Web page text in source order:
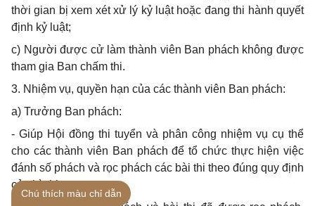
thời gian bị xem xét xử lý kỷ luật hoặc đang thi hành quyết
định kỷ luật;
c) Người được cử làm thành viên Ban phách không được
tham gia Ban chấm thi.
3. Nhiệm vụ, quyền hạn của các thành viên Ban phách:
a) Trưởng Ban phách:
- Giúp Hội đồng thi tuyển và phân công nhiệm vụ cụ thể
cho các thành viên Ban phách để tổ chức thực hiện việc
đánh số phách và rọc phách các bài thi theo đúng quy định
của kỳ thi;
Chú thích màu chỉ dẫn